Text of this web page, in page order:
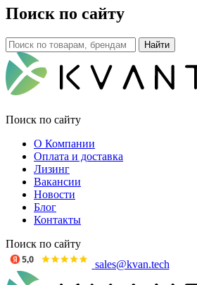
Поиск по сайту
Поиск по сайту
О Компании
Оплата и доставка
Лизинг
Вакансии
Новости
Блог
Контакты
Поиск по сайту
sales@kvan.tech